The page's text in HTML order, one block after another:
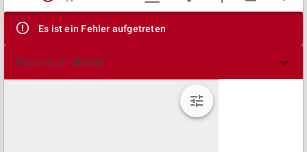
Viewer
Es ist ein Fehler aufgetreten
Technische Details